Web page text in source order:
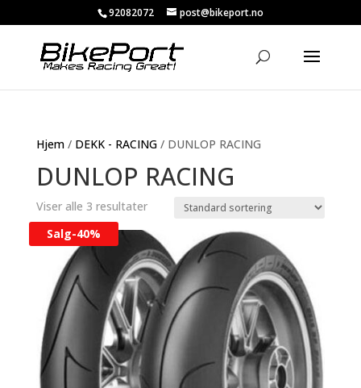
92082072 post@bikeport.no
Hjem/ DEKK - RACING/ DUNLOP RACING
DUNLOP RACING
Viser alle 3 resultater
Salg-40%